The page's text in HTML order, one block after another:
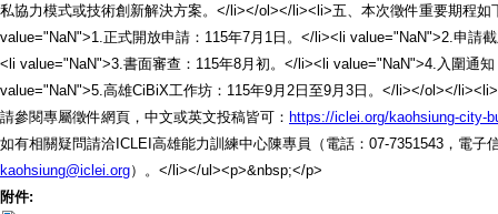
私協力模式或技術創新解決方案。</li></ol></li><li>五、本次徵件重要期程如
value="NaN">1.正式開放申請：115年7月1日。</li><li value="NaN">2.申請
<li value="NaN">3.書面審查：115年8月初。</li><li value="NaN">4.入圍通
value="NaN">5.高雄CiBiX工作坊：115年9月2日至9月3日。</li></ol></
請參閱專屬徵件網頁，中文或英文投稿皆可： https://iclei.org/kaohsiung-city-
如有相關疑問請洽ICLEI高雄能力訓練中心陳專員（電話：07-7351543，電子
kaohsiung@iclei.org）。</li></ul><p>&nbsp;</p>
附件: